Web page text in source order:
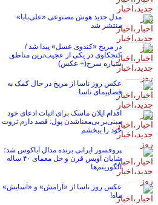
مدل جدید هوش مصنوعی «علی‌بابا»
منتشر شد
در مریخ «کندوی عسل» پیدا شد /
کنجکاوی در یکی از عجیب‌ترین مناطق
سیاره سرخ(+ عکس)
عکس روز ناسا از مریخ در حال کمک به
فضاپیمای ناسا
اقدام ایلان ماسک برای اثبات ادعای خود
مبنی‌بر بی‌معناشدن پول: قصد دارم ثروت
خود را ببخشم
پروفسور ایرانی برنده مدال آباکوس شد؛
شایان اویس قرن و حل معمای ۴۰ ساله
الگوریتم‌ها
عکس روز ناسا از «آرامش» و «آسایش»
ماه!